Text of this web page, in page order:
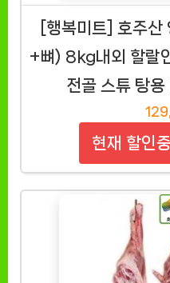
[행복미트] 호주산
+뼈) 8kg내외 할랄
전골 스튜 탕
현재 할인